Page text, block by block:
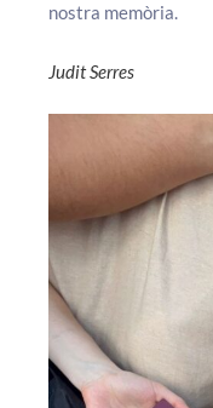
nostra memòria.
Judit Serres